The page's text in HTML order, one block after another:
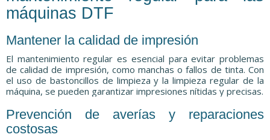
máquinas DTF
Mantener la calidad de impresión
El mantenimiento regular es esencial para evitar problemas
de calidad de impresión, como manchas o fallos de tinta. Con
el uso de bastoncillos de limpieza y la limpieza regular de la
máquina, se pueden garantizar impresiones nítidas y precisas.
Prevención de averías y reparaciones
costosas